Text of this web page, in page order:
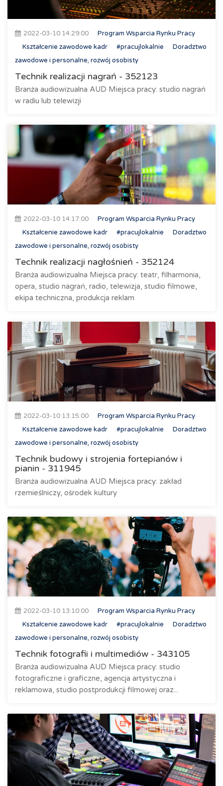
2022-03-10 14:29:00
Program Wsparcia Rynku Pracy
Kształcenie zawodowe kadr
#pracujlokalnie
Doradztwo
zawodowe i personalne, rozwój osobisty
Technik realizacji nagrań - 352123
Branża audiowizualna AUD Miejsca pracy: studio nagrań
w radiu lub telewizji
2022-03-10 14:17:00
Program Wsparcia Rynku Pracy
Kształcenie zawodowe kadr
#pracujlokalnie
Doradztwo
zawodowe i personalne, rozwój osobisty
Technik realizacji nagłośnień - 352124
Branża audiowizualna Miejsca pracy: teatr, filharmonia,
opera, studio nagrań, radio, telewizja, studio filmowe,
ekipa techniczna, produkcja reklam
2022-03-10 13:15:00
Program Wsparcia Rynku Pracy
Kształcenie zawodowe kadr
#pracujlokalnie
Doradztwo
zawodowe i personalne, rozwój osobisty
Technik budowy i strojenia fortepianów i
pianin - 311945
Branża audiowizualna AUD Miejsca pracy: zakład
rzemieślniczy, ośrodek kultury
2022-03-10 13:10:00
Program Wsparcia Rynku Pracy
Kształcenie zawodowe kadr
#pracujlokalnie
Doradztwo
zawodowe i personalne, rozwój osobisty
Technik fotografii i multimediów - 343105
Branża audiowizualna AUD Miejsca pracy: studio
fotograficzne i graficzne, agencja artystyczna i
reklamowa, studio postprodukcji filmowej oraz...